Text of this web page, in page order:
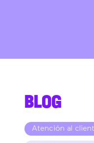
BLOG
Atención al